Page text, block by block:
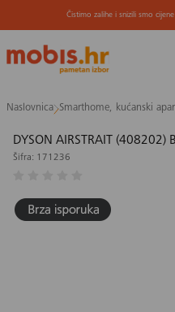
na
Čistimo zalihe i snizili smo
Naslovnica Smarthome, kućanski
DYSON AIRSTRAIT (408202)
Šifra: 171236